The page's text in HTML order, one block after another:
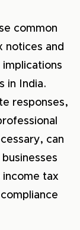
common
notices and
in India.
responses,
can
tax